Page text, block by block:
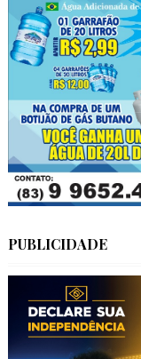
PUBLICIDADE